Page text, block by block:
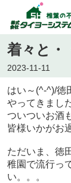
着々と・
2023-11-11
はい～(^-^)/徳
やってきまし
ついついお酒
皆様いかがお
ただいま、徳
稚園で流行っ
い。。。